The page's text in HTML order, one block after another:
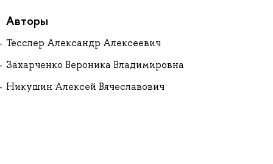
Авторы
Тесслер Александр Алексеевич
Захарченко Вероника Владимировна
Никушин Алексей Вячеславович